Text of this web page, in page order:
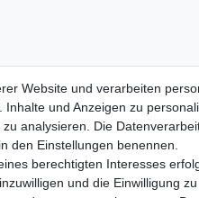
Impressum
Website und verarbeiten
und Anzeigen zu
analysieren. Die
den Einstellungen benennen.
berechtigten Interesses
und die Einwilligung